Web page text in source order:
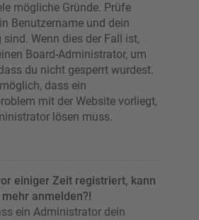
mögliche Gründe. Prüfe
Benutzername und dein
Wenn dies der Fall ist,
Board-Administrator, um
du nicht gesperrt wurdest.
dass ein
mit der Website vorliegt,
lösen muss.
einiger Zeit registriert, kann
anmelden?!
ein Administrator dein